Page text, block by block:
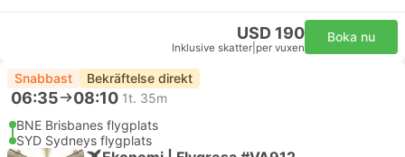
USD 190
Inklusive skatter per vuxen
Boka nu
Snabbast Bekräftelse direkt
06:35 08:10 1t. 35m
BNE Brisbanes flygplats
SYD Sydneys flygplats